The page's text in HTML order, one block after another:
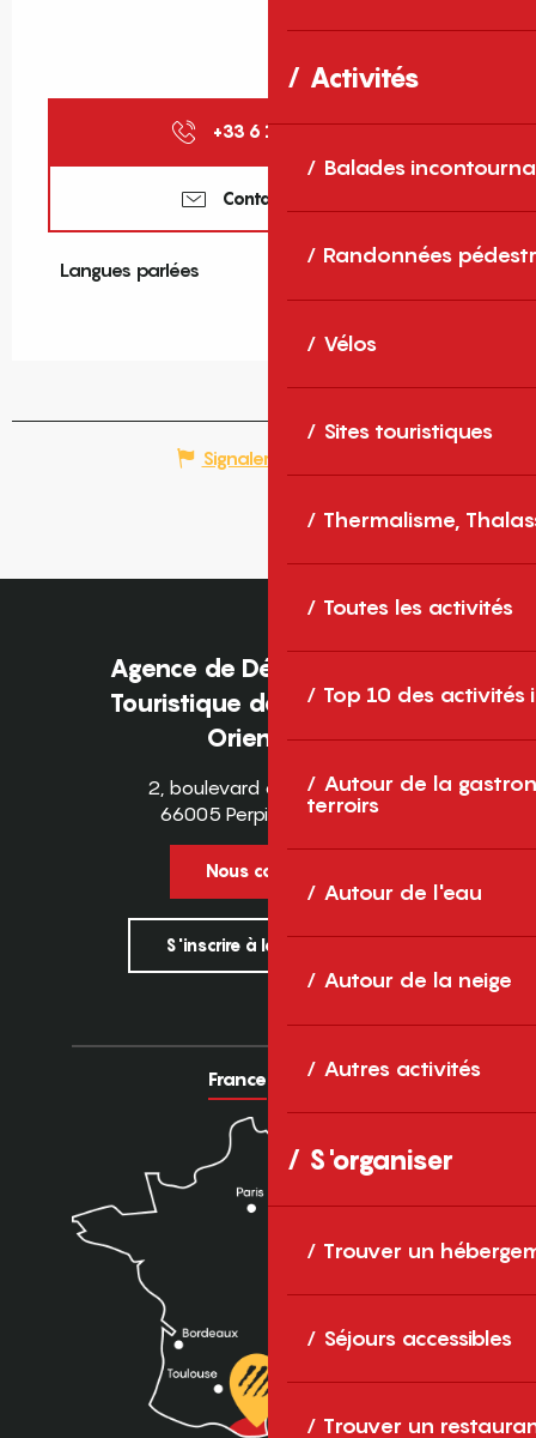
Activités
Balades
Randonnées
Vélos
Sites touristiques
Thermalisme,
Toutes les activités
Top 10 des activités
Autour de la
terroirs
Autour de l'eau
Autour de la neige
Autres activités
S'organiser
Trouver un
Séjours accessibles
Trouver un
+33 6 19 49 70▒▒
Contactez-nous
Langues parlées
Langues parlées
Signaler une erreur
Agence de Développement
Touristique des Pyrénées-
Orientales
2, boulevard des Pyrénées
66005 Perpignan Cedex
Nous contacter
S'inscrire à la newsletter
France Europe